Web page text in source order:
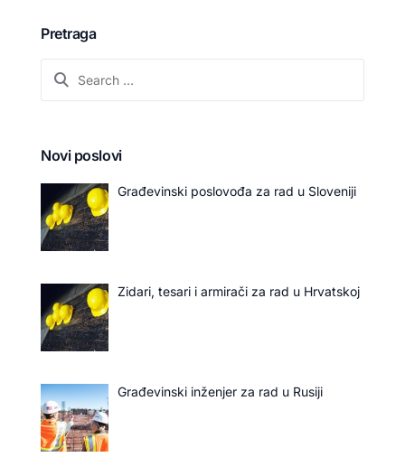
Pretraga
Novi poslovi
Građevinski poslovođa za rad u Sloveniji
Zidari, tesari i armirači za rad u Hrvatskoj
Građevinski inženjer za rad u Rusiji